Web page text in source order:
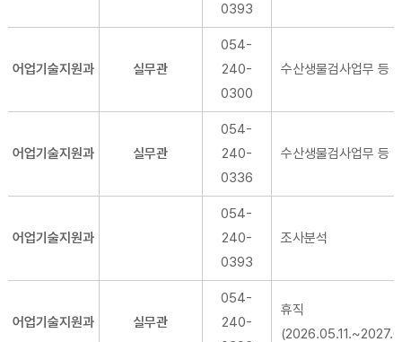
0393
어업기술지원과 실무관
054-
240-
0300
수산생물검사업무 등
어업기술지원과 실무관
054-
240-
0336
수산생물검사업무 등
어업기술지원과
054-
240-
0393
조사분석
어업기술지원과 실무관
054-
240-
휴직